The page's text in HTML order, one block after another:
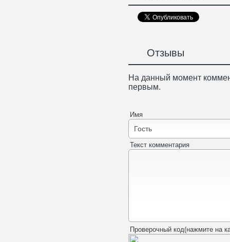
Отзывы
На данный момент
первым.
Имя
Текст комментария
Проверочный код(нажмите на